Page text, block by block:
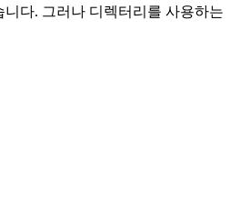
니다. 그러나 디렉터리를 사용하는